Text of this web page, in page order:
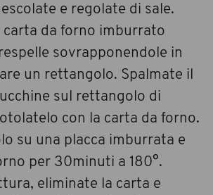
e regolate di sale.
carta da forno imburrato
sovrapponendole in
un rettangolo. Spalmate il
sul rettangolo di
con la carta da forno.
su una placca imburrata e
per 30minuti a 180°.
eliminate la carta e